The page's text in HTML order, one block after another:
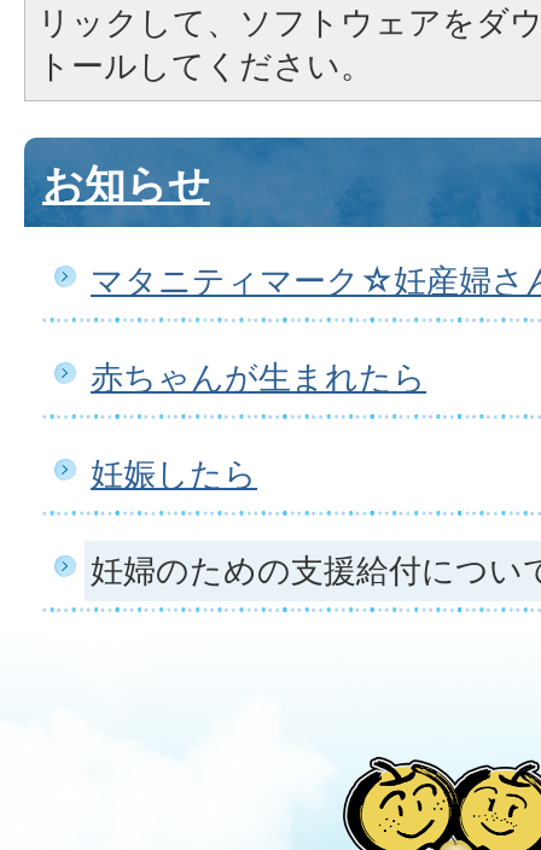
リックして、ソフトウェアをダ
トールしてください。
お知らせ
マタニティマーク☆妊産婦さ
赤ちゃんが生まれたら
妊娠したら
妊婦のための支援給付につい